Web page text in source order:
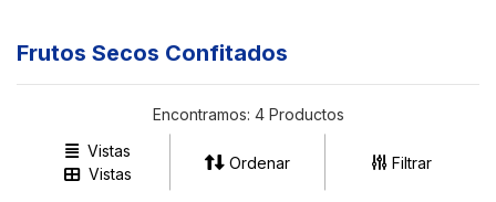
Frutos Secos Confitados
Encontramos: 4 Productos
Vistas
Vistas
Ordenar Filtrar